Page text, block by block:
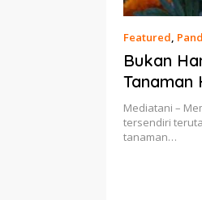
Featured,
Bukan
Tanaman
Mediatani –
tersendiri
tanaman…